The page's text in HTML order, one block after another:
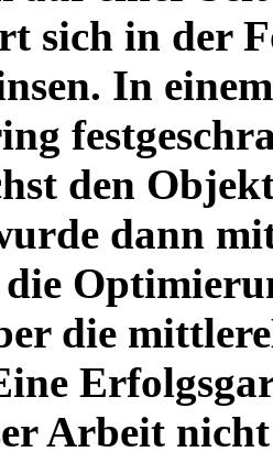
sich in der
In
den
dann
die
Arbeit